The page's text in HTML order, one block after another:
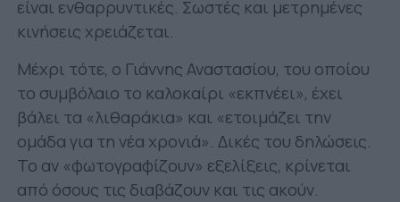
είναι ενθαρρυντικές. Σωστές και μετρημένες
κινήσεις χρειάζεται.
Μέχρι τότε, ο Γιάννης Αναστασίου, του οποίου
το συμβόλαιο το καλοκαίρι «εκπνέει», έχει
βάλει τα «λιθαράκια» και «ετοιμάζει την
ομάδα για τη νέα χρονιά». Δικές του δηλώσεις.
Το αν «φωτογραφίζουν» εξελίξεις, κρίνεται
από όσους τις διαβάζουν και τις ακούν.